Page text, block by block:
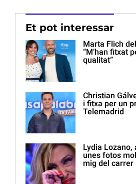
Et pot interessar
Marta Flich
“M’han fitxat
qualitat”
Christian
i fitxa per un
Telemadrid
Lydia Lozano,
unes fotos
mig del carrer